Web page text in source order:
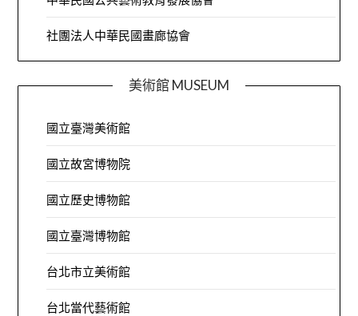
社團法人中華民國畫廊協會
美術館 MUSEUM
國立臺灣美術館
國立故宮博物院
國立歷史博物館
國立臺灣博物館
台北市立美術館
台北當代藝術館